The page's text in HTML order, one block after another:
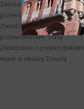
Zamów wycieczkę /
przewodnika
Zwiedzanie Torunia z
przewodnikiem. Trasy
Zwiedzanie z przewodnikiem
miast w okolicy Torunia